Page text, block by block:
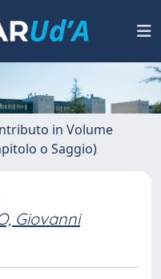
in Volume
o Saggio)
Giovanni